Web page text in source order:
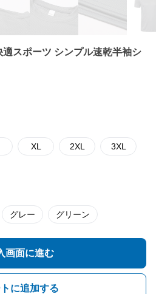
スポーツ シンプル速乾半袖シ
XL 2XL 3XL
グレー グリーン
画面に進む
に追加する